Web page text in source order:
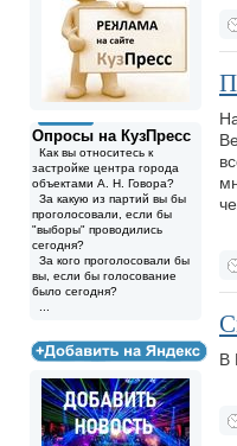
Опросы на КузПресс
Как вы относитесь к
застройке центра города
объектами А. Н. Говора?
За какую из партий вы бы
проголосовали, если бы
"выборы" проводились
сегодня?
За кого проголосовали бы
вы, если бы голосование
было сегодня?
В